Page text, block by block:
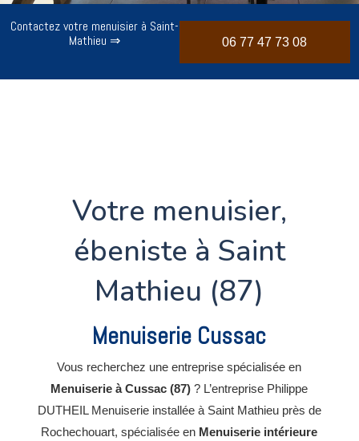
Contactez votre menuisier à Saint-
Mathieu ⇒
06 77 47 73 08
Votre menuisier,
ébeniste à Saint
Mathieu (87)
Menuiserie Cussac
Vous recherchez une entreprise spécialisée en
Menuiserie à Cussac (87) ? L’entreprise Philippe
DUTHEIL Menuiserie installée à Saint Mathieu près de
Rochechouart, spécialisée en Menuiserie intérieure